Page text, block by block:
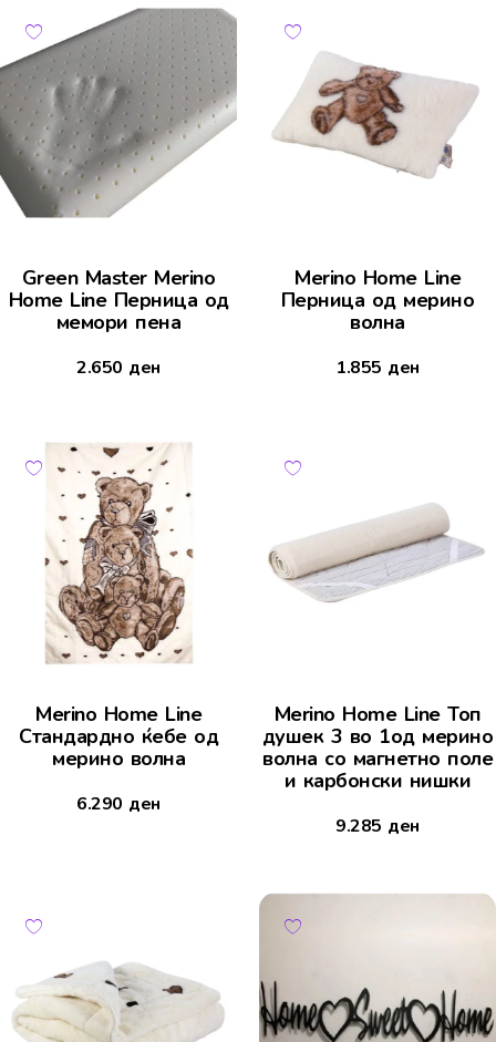
Green Master Merino
Home Line Перница од
мемори пена
2.650 ден
Merino Home Line
Перница од мерино
волна
1.855 ден
Merino Home Line
Стандардно ќебе од
мерино волна
6.290 ден
Merino Home Line Топ
душек 3 во 1од мерино
волна со магнетно поле
и карбонски нишки
9.285 ден